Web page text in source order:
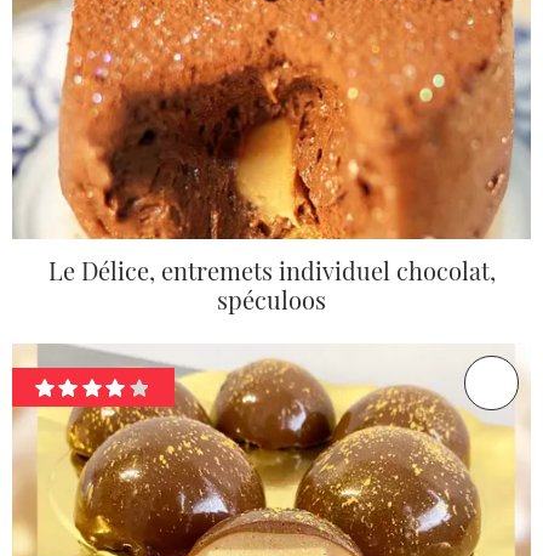
Le Délice, entremets individuel chocolat,
spéculoos